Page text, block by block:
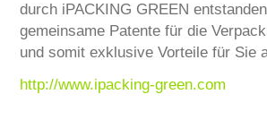
durch iPACKING GREEN
gemeinsame Patente für die
und somit exklusive Vorteile für Sie
http://www.ipacking-green.com